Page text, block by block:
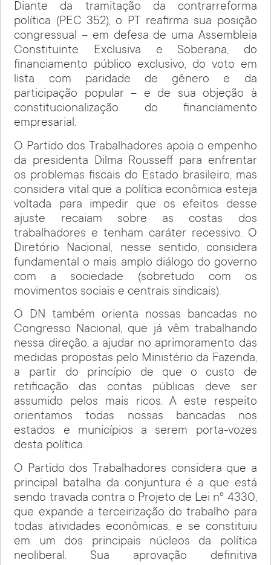
Diante da tramitação da contrarreforma
política (PEC 352), o PT reafirma sua posição
congressual – em defesa de uma Assembleia
Constituinte Exclusiva e Soberana, do
financiamento público exclusivo, do voto em
lista com paridade de gênero e da
participação popular – e de sua objeção à
constitucionalização do financiamento
empresarial.
O Partido dos Trabalhadores apoia o empenho
da presidenta Dilma Rousseff para enfrentar
os problemas fiscais do Estado brasileiro, mas
considera vital que a política econômica esteja
voltada para impedir que os efeitos desse
ajuste recaiam sobre as costas dos
trabalhadores e tenham caráter recessivo. O
Diretório Nacional, nesse sentido, considera
fundamental o mais amplo diálogo do governo
com a sociedade (sobretudo com os
movimentos sociais e centrais sindicais).
O DN também orienta nossas bancadas no
Congresso Nacional, que já vêm trabalhando
nessa direção, a ajudar no aprimoramento das
medidas propostas pelo Ministério da Fazenda,
a partir do princípio de que o custo de
retificação das contas públicas deve ser
assumido pelos mais ricos. A este respeito
orientamos todas nossas bancadas nos
estados e municípios a serem porta-vozes
desta política.
O Partido dos Trabalhadores considera que a
principal batalha da conjuntura é a que está
sendo travada contra o Projeto de Lei nº 4330,
que expande a terceirização do trabalho para
todas atividades econômicas, e se constituiu
em um dos principais núcleos da política
neoliberal. Sua aprovação definitiva